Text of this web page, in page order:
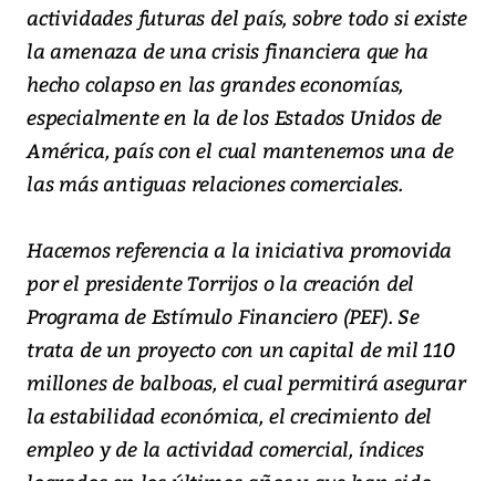
actividades futuras del país, sobre todo si existe
la amenaza de una crisis financiera que ha
hecho colapso en las grandes economías,
especialmente en la de los Estados Unidos de
América, país con el cual mantenemos una de
las más antiguas relaciones comerciales.
Hacemos referencia a la iniciativa promovida
por el presidente Torrijos o la creación del
Programa de Estímulo Financiero (PEF). Se
trata de un proyecto con un capital de mil 110
millones de balboas, el cual permitirá asegurar
la estabilidad económica, el crecimiento del
empleo y de la actividad comercial, índices